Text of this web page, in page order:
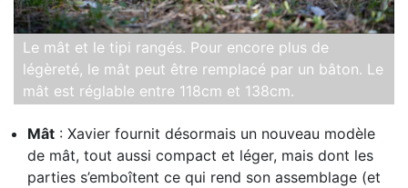
Le mât et le tipi rangés. Pour encore plus de
légèreté, le mât peut être remplacé par un bâton. Le
mât est réglable entre 118cm et 138cm.
Mât : Xavier fournit désormais un nouveau modèle
de mât, tout aussi compact et léger, mais dont les
parties s’emboîtent ce qui rend son assemblage (et